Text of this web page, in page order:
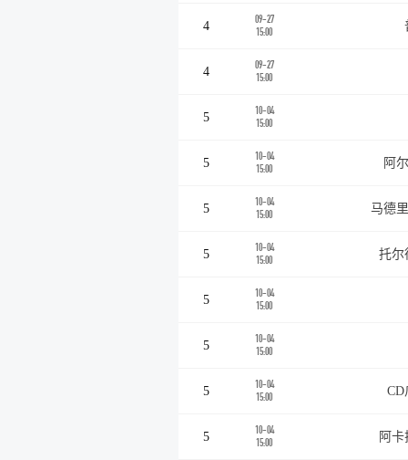
4
09-27
15:00
4
09-27
15:00
5
10-04
15:00
5
10-04
15:00
阿
5
10-04
15:00
马德
5
10-04
15:00
托尔
5
10-04
15:00
5
10-04
15:00
5
10-04
15:00
CD
5
10-04
15:00
阿